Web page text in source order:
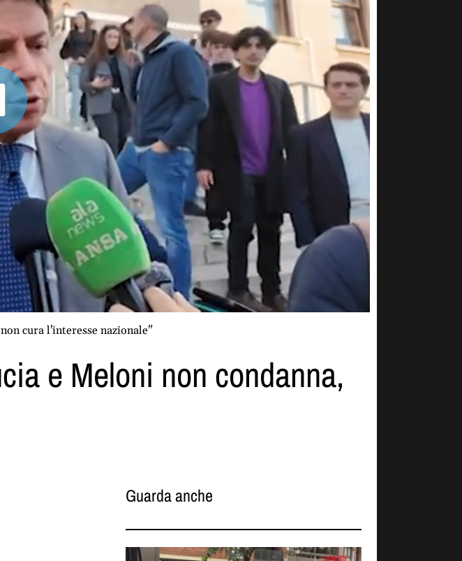
cura l'interesse nazionale"
e Meloni non condanna,
Guarda anche